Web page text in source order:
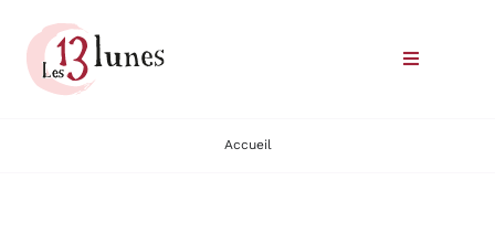
contenu
Toggle
Accueil